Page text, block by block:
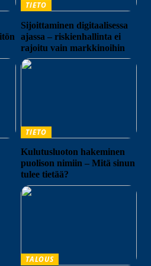
TIETO
Sijoittaminen digitaalisessa
ajassa – riskienhallinta ei
rajoitu vain markkinoihin
TIETO
Kulutusluoton hakeminen
puolison nimiin – Mitä sinun
tulee tietää?
TALOUS